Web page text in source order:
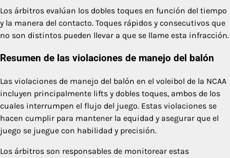
Los árbitros evalúan los dobles toques en función del tiempo
y la manera del contacto. Toques rápidos y consecutivos que
no son distintos pueden llevar a que se llame esta infracción.
Resumen de las violaciones de manejo del balón
Las violaciones de manejo del balón en el voleibol de la NCAA
incluyen principalmente lifts y dobles toques, ambos de los
cuales interrumpen el flujo del juego. Estas violaciones se
hacen cumplir para mantener la equidad y asegurar que el
juego se juegue con habilidad y precisión.
Los árbitros son responsables de monitorear estas